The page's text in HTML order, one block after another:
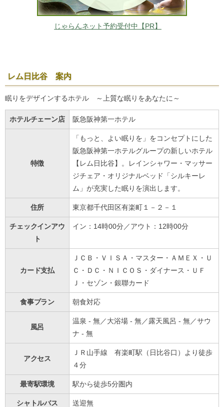
じゃらんネット予約受付中【PR】
レム日比谷 案内
眠りをデザインするホテル ～上質な眠りをあなたに～
ホテルチェーン店 阪急阪神第一ホテル
特徴
「もっと、よい眠りを」をコンセプトにした
阪急阪神第一ホテルグループの新しいホテル
【レム日比谷】。レインシャワー・マッサー
ジチェア・オリジナルベッド「シルキーレ
ム」が充実した眠りを演出します。
住所 東京都千代田区有楽町１－２－１
チェックインアウ
ト
イン：14時00分／アウト：12時00分
カード支払
ＪＣＢ・ＶＩＳＡ・マスター・ＡＭＥＸ・Ｕ
Ｃ・ＤＣ・ＮＩＣＯＳ・ダイナース・ＵＦ
Ｊ・セゾン・銀聯カード
食事プラン 朝食対応
風呂
温泉 - 無／大浴場 - 無／露天風呂 - 無／サウ
ナ - 無
アクセス
ＪＲ山手線 有楽町駅（日比谷口）より徒歩
４分
最寄駅環境 駅から徒歩5分圏内
シャトルバス 送迎無